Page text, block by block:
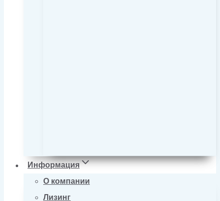
Информация
О компании
Лизинг